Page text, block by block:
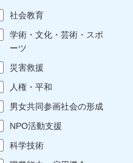
社会教育
学術・文化・芸術・スポ
ーツ
災害救援
人権・平和
男女共同参画社会の形成
NPO活動支援
科学技術